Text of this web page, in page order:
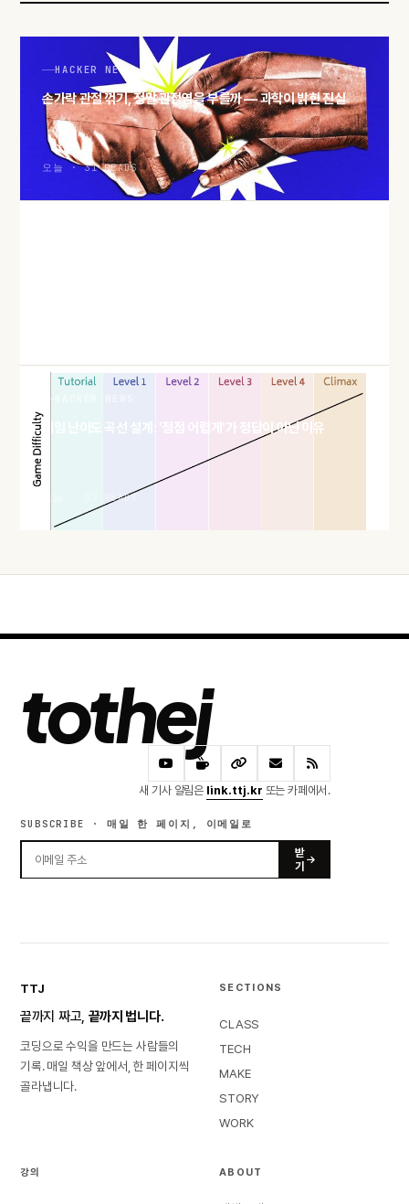
HACKER NEWS
손가락 관절 꺾기, 정말 관절염을 부를까 — 과학이 밝힌 진실
오늘 · 31 READS
게임 난이도 곡선 설계: '점점 어렵게'가 정답이 아닌 이유
오늘 · 32 READS
tothej
새 기사 알림은 link.ttj.kr 또는 카페에서.
SUBSCRIBE · 매일 한 페이지, 이메일로
받
기
TTJ
끝까지 짜고, 끝까지 법니다.
코딩으로 수익을 만드는 사람들의
기록. 매일 책상 앞에서, 한 페이지씩
골라냅니다.
SECTIONS
CLASS
TECH
MAKE
STORY
WORK
강의 ABOUT